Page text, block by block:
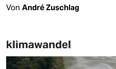
Von André Zuschlag
klimawandel